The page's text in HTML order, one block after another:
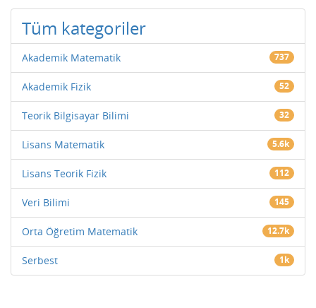
Tüm kategoriler
Akademik Matematik 737
Akademik Fizik 52
Teorik Bilgisayar Bilimi 32
Lisans Matematik 5.6k
Lisans Teorik Fizik 112
Veri Bilimi 145
Orta Öğretim Matematik 12.7k
Serbest 1k